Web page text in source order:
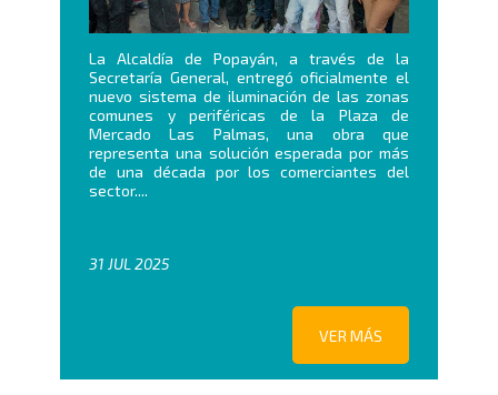
La Alcaldía de Popayán, a través de la
Secretaría General, entregó oficialmente el
nuevo sistema de iluminación de las zonas
comunes y periféricas de la Plaza de
Mercado Las Palmas, una obra que
representa una solución esperada por más
de una década por los comerciantes del
sector....
31 JUL 2025
VER MÁS